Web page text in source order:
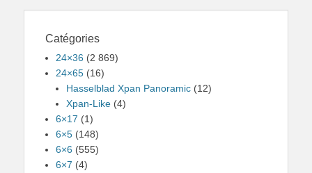
Catégories
24×36 (2 869)
24×65 (16)
Hasselblad Xpan Panoramic (12)
Xpan-Like (4)
6×17 (1)
6×5 (148)
6×6 (555)
6×7 (4)